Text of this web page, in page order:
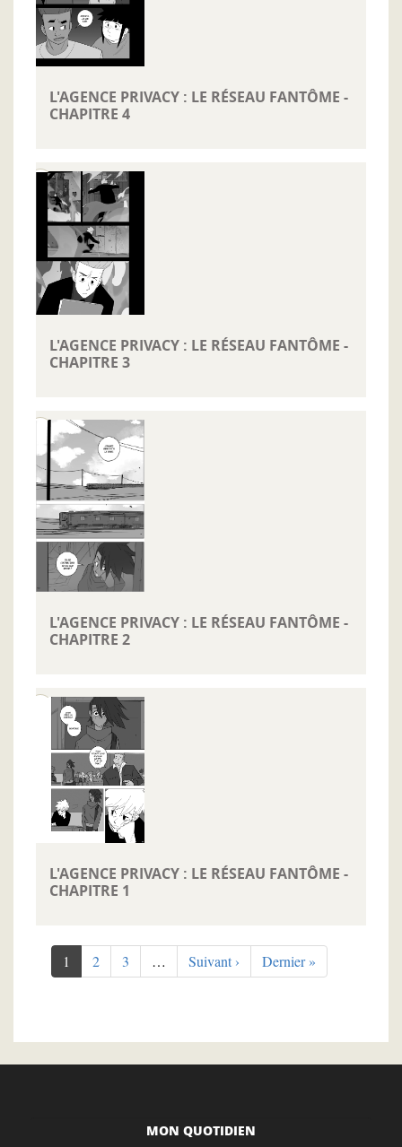
L'AGENCE PRIVACY : LE RÉSEAU FANTÔME -
CHAPITRE 4
L'AGENCE PRIVACY : LE RÉSEAU FANTÔME -
CHAPITRE 3
L'AGENCE PRIVACY : LE RÉSEAU FANTÔME -
CHAPITRE 2
L'AGENCE PRIVACY : LE RÉSEAU FANTÔME -
CHAPITRE 1
Pagination
Page
courante
1 Page
2 Page
3 …
Page
suivante
Suivant ›
Dernière
page
Dernier »
MON QUOTIDIEN